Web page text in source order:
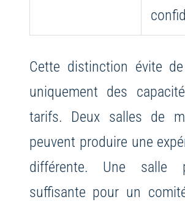
Cette distinction évite
uniquement des
tarifs. Deux salles de
peuvent produire une
différente. Une salle
suffisante pour un